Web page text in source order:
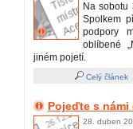
Na
Spolkem
podpory
oblíbené
jiném pojetí.
Celý článek
Pojeďte s
28. duben